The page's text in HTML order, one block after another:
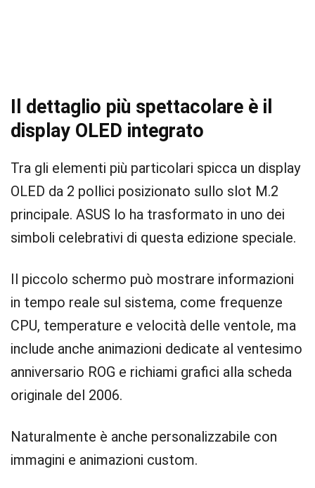
Il dettaglio più spettacolare è il
display OLED integrato
Tra gli elementi più particolari spicca un display
OLED da 2 pollici posizionato sullo slot M.2
principale. ASUS lo ha trasformato in uno dei
simboli celebrativi di questa edizione speciale.
Il piccolo schermo può mostrare informazioni
in tempo reale sul sistema, come frequenze
CPU, temperature e velocità delle ventole, ma
include anche animazioni dedicate al ventesimo
anniversario ROG e richiami grafici alla scheda
originale del 2006.
Naturalmente è anche personalizzabile con
immagini e animazioni custom.